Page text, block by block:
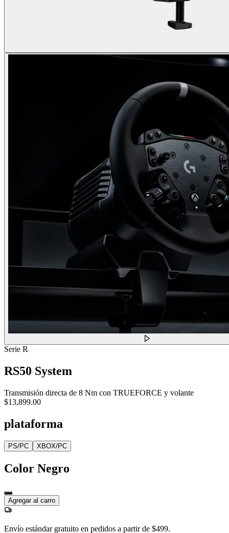
Serie R
RS50 System
Transmisión directa de 8 Nm con TRUEFORCE y volante
$13,899.00
plataforma
PS/PC XBOX/PC
Color Negro
Agregar al carro
Envío estándar gratuito en pedidos a partir de $499.